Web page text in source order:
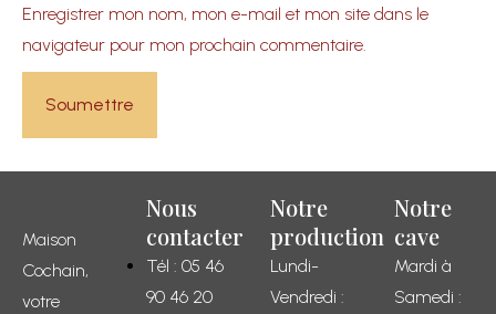
Enregistrer mon nom, mon e-mail et mon site dans le
navigateur pour mon prochain commentaire.
Maison
Cochain,
votre
Nous
contacter
Tél : 05 46
90 46 20
Notre
production
Lundi-
Vendredi :
Notre
cave
Mardi à
Samedi :